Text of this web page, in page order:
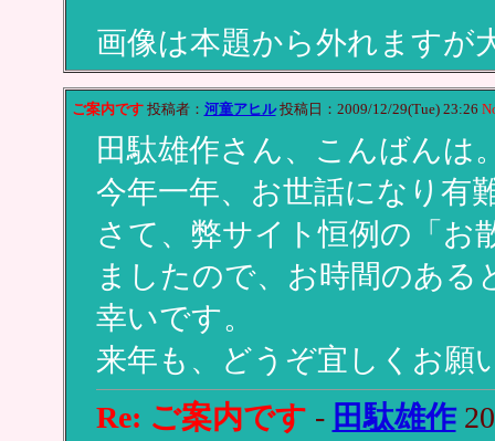
画像は本題から外れますが
ご案内です投稿者： 河童アヒル投稿日：2009/12/29(Tue) 23:26
田駄雄作さん、こんばんは
今年一年、お世話になり有
さて、弊サイト恒例の「お
ましたので、お時間のあ
幸いです。
来年も、どうぞ宜しくお願
Re: ご案内です - 田駄雄作